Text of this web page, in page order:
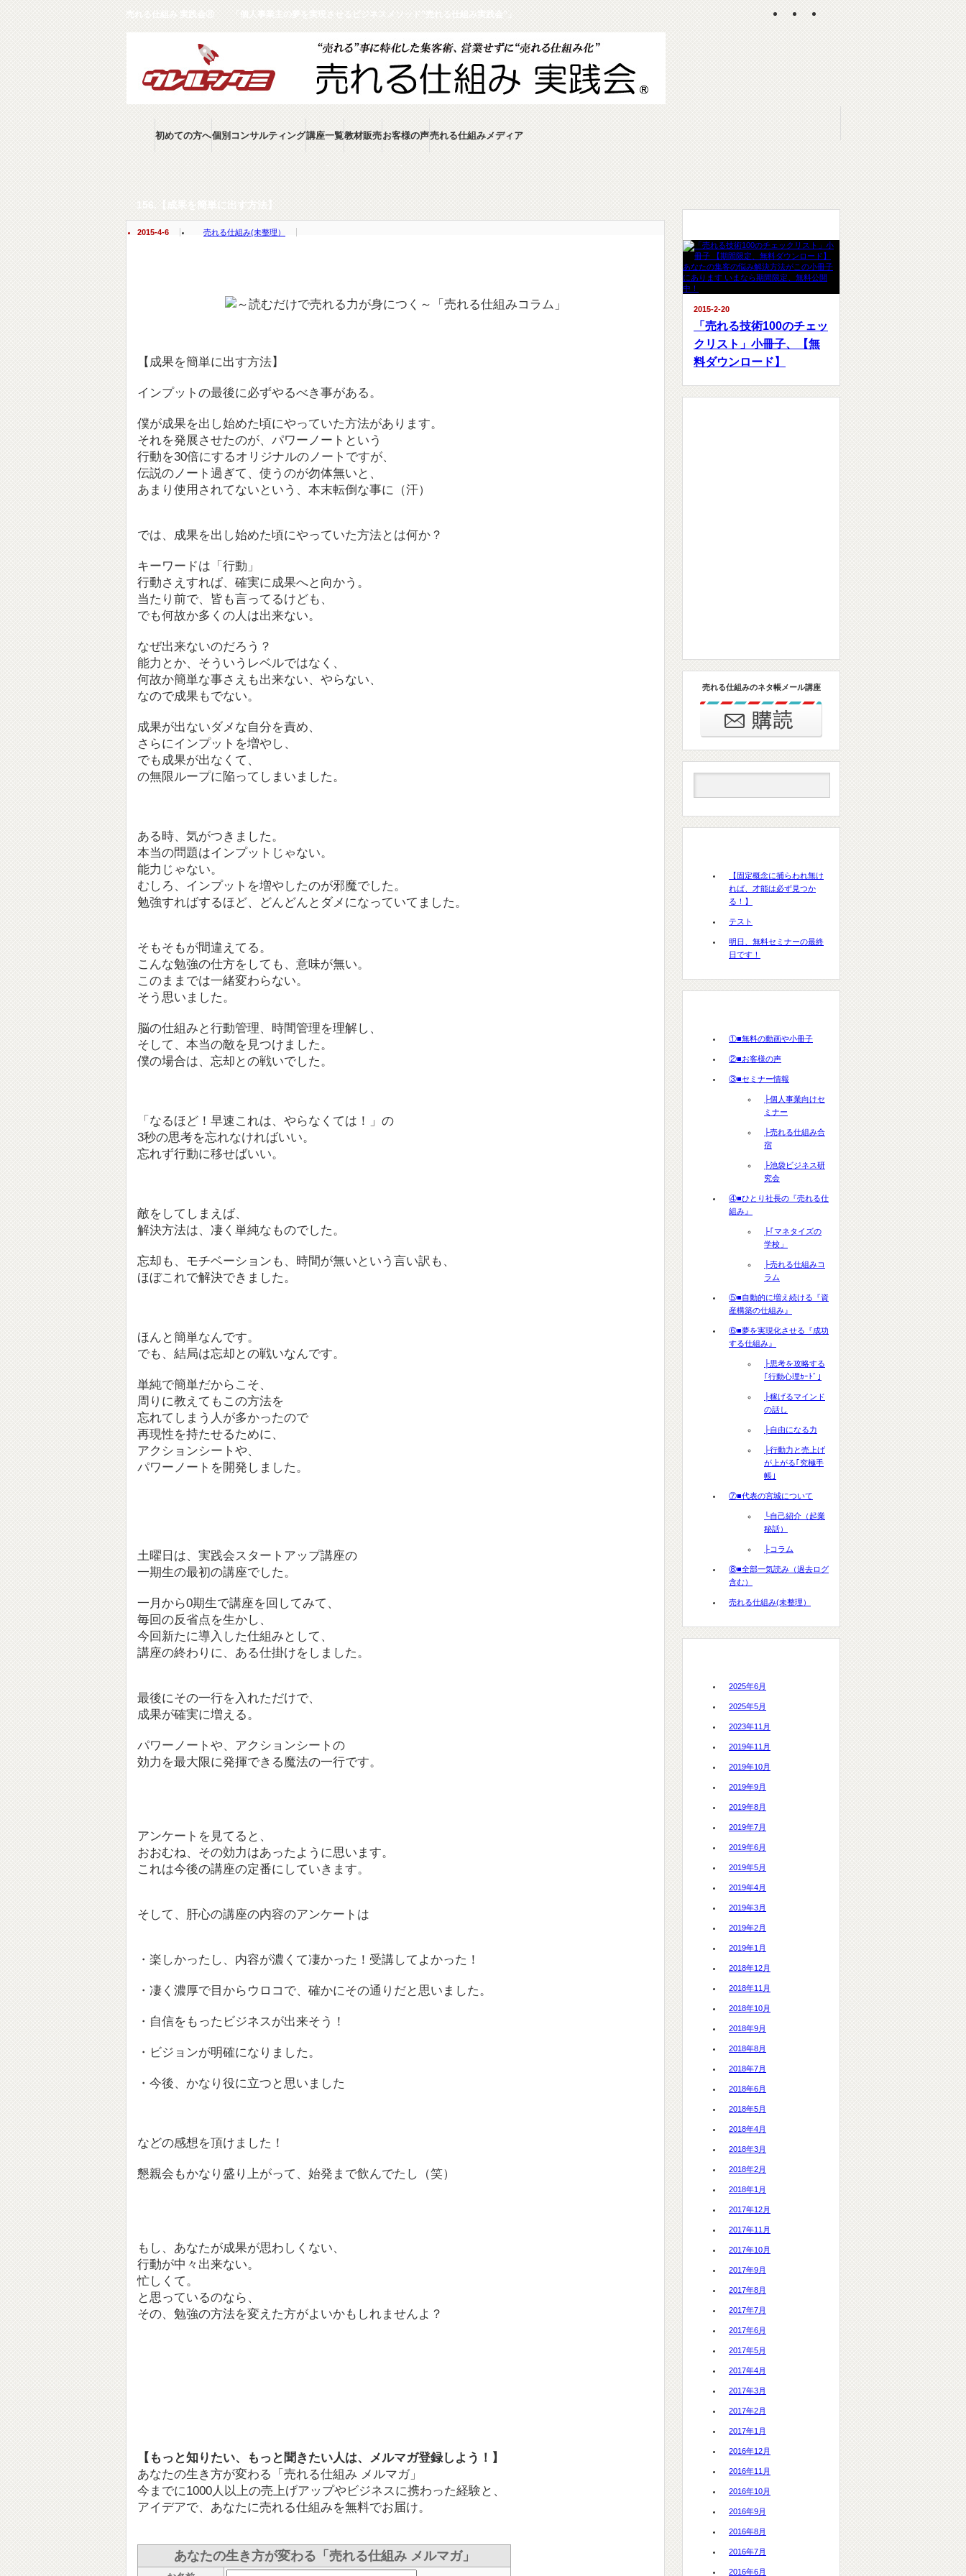
売れる仕組み 実践会Ⓡ 「個人事業主の夢を実現させるビジネスメソッド”売れる仕組み実践会”」
初めての方へ個別コンサルティング講座一覧教材販売お客様の声売れる仕組みメディア
156.【成果を簡単に出す方法】
2015-4-6 売れる仕組み(未整理）
【成果を簡単に出す方法】
インプットの最後に必ずやるべき事がある。
僕が成果を出し始めた頃にやっていた方法があります。
それを発展させたのが、パワーノートという
行動を30倍にするオリジナルのノートですが、
伝説のノート過ぎて、使うのが勿体無いと、
あまり使用されてないという、本末転倒な事に（汗）
では、成果を出し始めた頃にやっていた方法とは何か？
キーワードは「行動」
行動さえすれば、確実に成果へと向かう。
当たり前で、皆も言ってるけども、
でも何故か多くの人は出来ない。
なぜ出来ないのだろう？
能力とか、そういうレベルではなく、
何故か簡単な事さえも出来ない、やらない、
なので成果もでない。
成果が出ないダメな自分を責め、
さらにインプットを増やし、
でも成果が出なくて、
の無限ループに陥ってしまいました。
ある時、気がつきました。
本当の問題はインプットじゃない。
能力じゃない。
むしろ、インプットを増やしたのが邪魔でした。
勉強すればするほど、どんどんとダメになっていてました。
そもそもが間違えてる。
こんな勉強の仕方をしても、意味が無い。
このままでは一緒変わらない。
そう思いました。
脳の仕組みと行動管理、時間管理を理解し、
そして、本当の敵を見つけました。
僕の場合は、忘却との戦いでした。
「なるほど！早速これは、やらなくては！」の
3秒の思考を忘れなければいい。
忘れず行動に移せばいい。
敵をしてしまえば、
解決方法は、凄く単純なものでした。
忘却も、モチベーションも、時間が無いという言い訳も、
ほぼこれで解決できました。
ほんと簡単なんです。
でも、結局は忘却との戦いなんです。
単純で簡単だからこそ、
周りに教えてもこの方法を
忘れてしまう人が多かったので
再現性を持たせるために、
アクションシートや、
パワーノートを開発しました。
土曜日は、実践会スタートアップ講座の
一期生の最初の講座でした。
一月から0期生で講座を回してみて、
毎回の反省点を生かし、
今回新たに導入した仕組みとして、
講座の終わりに、ある仕掛けをしました。
最後にその一行を入れただけで、
成果が確実に増える。
パワーノートや、アクションシートの
効力を最大限に発揮できる魔法の一行です。
アンケートを見てると、
おおむね、その効力はあったように思います。
これは今後の講座の定番にしていきます。
そして、肝心の講座の内容のアンケートは
・楽しかったし、内容が濃くて凄かった！受講してよかった！
・凄く濃厚で目からウロコで、確かにその通りだと思いました。
・自信をもったビジネスが出来そう！
・ビジョンが明確になりました。
・今後、かなり役に立つと思いました
などの感想を頂けました！
懇親会もかなり盛り上がって、始発まで飲んでたし（笑）
もし、あなたが成果が思わしくない、
行動が中々出来ない。
忙しくて。
と思っているのなら、
その、勉強の方法を変えた方がよいかもしれませんよ？
【もっと知りたい、もっと聞きたい人は、メルマガ登録しよう！】
あなたの生き方が変わる「売れる仕組み メルマガ」
今までに1000人以上の売上げアップやビジネスに携わった経験と、
アイデアで、あなたに売れる仕組みを無料でお届け。
あなたの生き方が変わる「売れる仕組み メルマガ」
2015-2-20
「売れる技術100のチェッ
クリスト」小冊子、【無
料ダウンロード】
売れる仕組みのネタ帳メール講座
【固定概念に捕らわれ無け
れば、才能は必ず見つか
る！】
テスト
明日、無料セミナーの最終
日です！
①■無料の動画や小冊子
②■お客様の声
③■セミナー情報
├個人事業向けセ
ミナー
├売れる仕組み合
宿
├池袋ビジネス研
究会
④■ひとり社長の『売れる仕
組み』
├｢マネタイズの
学校」
├売れる仕組みコ
ラム
⑤■自動的に増え続ける『資
産構築の仕組み』
⑥■夢を実現化させる『成功
する仕組み』
├思考を攻略する
｢行動心理ｶｰﾄﾞ｣
├稼げるマインド
の話し
├自由になる力
├行動力と売上げ
が上がる｢究極手
帳｣
⑦■代表の宮城について
└自己紹介（起業
秘話）
├コラム
⑧■全部一気読み（過去ログ
含む）
売れる仕組み(未整理）
2025年6月
2025年5月
2023年11月
2019年11月
2019年10月
2019年9月
2019年8月
2019年7月
2019年6月
2019年5月
2019年4月
2019年3月
2019年2月
2019年1月
2018年12月
2018年11月
2018年10月
2018年9月
2018年8月
2018年7月
2018年6月
2018年5月
2018年4月
2018年3月
2018年2月
2018年1月
2017年12月
2017年11月
2017年10月
2017年9月
2017年8月
2017年7月
2017年6月
2017年5月
2017年4月
2017年3月
2017年2月
2017年1月
2016年12月
2016年11月
2016年10月
2016年9月
2016年8月
2016年7月
2016年6月